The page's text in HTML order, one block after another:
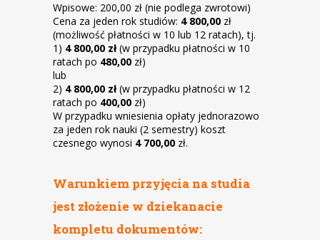
Wpisowe: 200,00 zł (nie podlega zwrotowi)
Cena za jeden rok studiów: 4 800,00 zł
(możliwość płatności w 10 lub 12 ratach), tj.
1) 4 800,00 zł(w przypadku płatności w 10
ratach po 480,00 zł)
lub
2) 4 800,00 zł(w przypadku płatności w 12
ratach po 400,00 zł)
W przypadku wniesienia opłaty jednorazowo
za jeden rok nauki (2 semestry) koszt
czesnego wynosi 4 700,00 zł.
Warunkiem przyjęcia na studia
jest złożenie w dziekanacie
kompletu dokumentów: